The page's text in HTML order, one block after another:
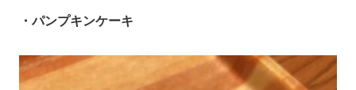
・パンプキンケーキ